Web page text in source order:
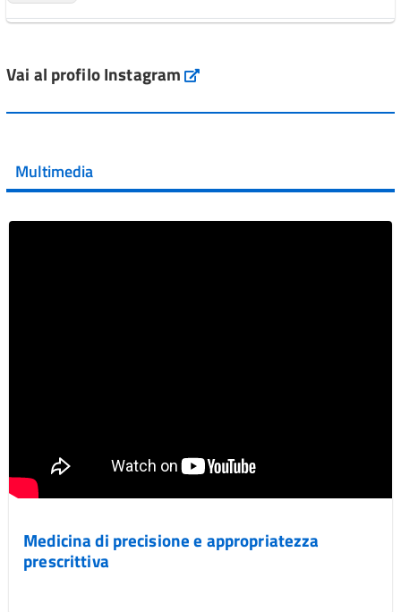
Vai al post →
Vai al post →
Vai al profilo Instagram Instagram
Multimedia
Medicina di precisione e appropriatezza
prescrittiva